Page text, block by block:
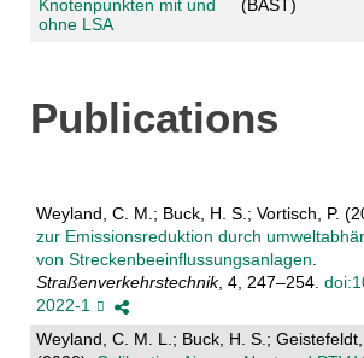
Knotenpunkten mit und
ohne LSA
(BAST)
Publications
Weyland, C. M.; Buck, H. S.; Vortisch, P.
zur Emissionsreduktion durch
von Streckenbeeinflussungsanlagen.
Straßenverkehrstechnik, 4, 247–254.
2022-1
Weyland, C. M. L.; Buck, H. S.;